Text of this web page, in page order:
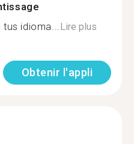
idioma...Lire plus
Obtenir l'appli